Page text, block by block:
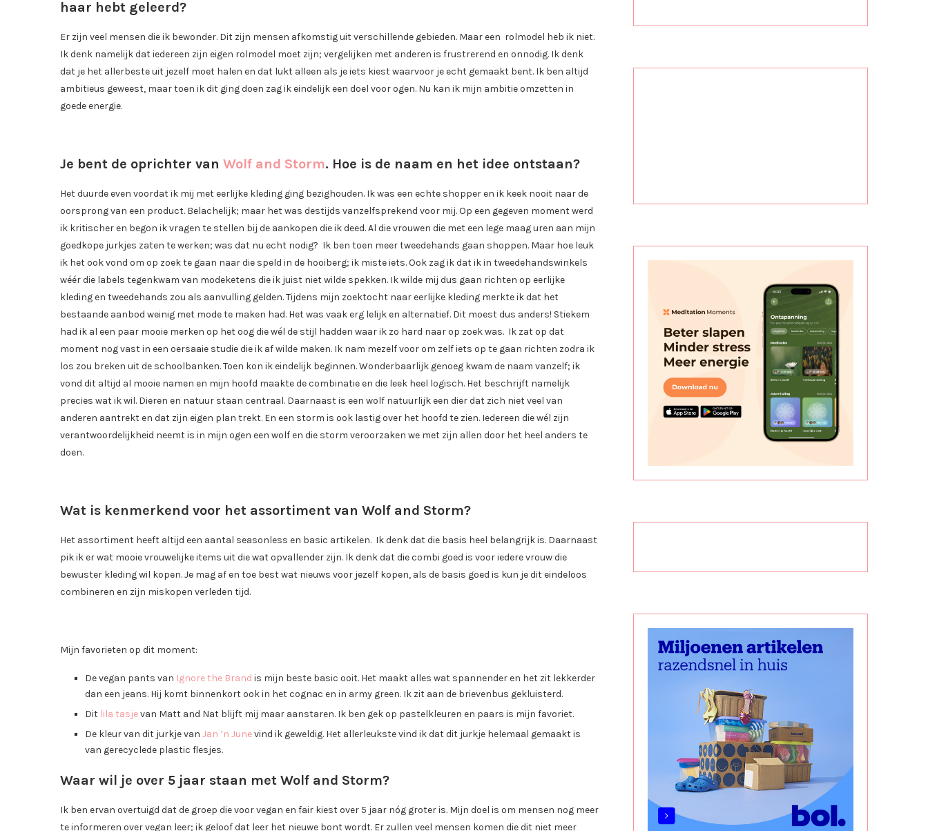
haar hebt geleerd?
Er zijn veel mensen die ik bewonder. Dit zijn mensen afkomstig uit verschillende gebieden. Maar een rolmodel heb ik niet.
Ik denk namelijk dat iedereen zijn eigen rolmodel moet zijn; vergelijken met anderen is frustrerend en onnodig. Ik denk
dat je het allerbeste uit jezelf moet halen en dat lukt alleen als je iets kiest waarvoor je echt gemaakt bent. Ik ben altijd
ambitieus geweest, maar toen ik dit ging doen zag ik eindelijk een doel voor ogen. Nu kan ik mijn ambitie omzetten in
goede energie.
Je bent de oprichter van Wolf and Storm. Hoe is de naam en het idee ontstaan?
Het duurde even voordat ik mij met eerlijke kleding ging bezighouden. Ik was een echte shopper en ik keek nooit naar de
oorsprong van een product. Belachelijk; maar het was destijds vanzelfsprekend voor mij. Op een gegeven moment werd
ik kritischer en begon ik vragen te stellen bij de aankopen die ik deed. Al die vrouwen die met een lege maag uren aan mijn
goedkope jurkjes zaten te werken; was dat nu echt nodig? Ik ben toen meer tweedehands gaan shoppen. Maar hoe leuk
ik het ook vond om op zoek te gaan naar die speld in de hooiberg; ik miste iets. Ook zag ik dat ik in tweedehandswinkels
wéér die labels tegenkwam van modeketens die ik juist niet wilde spekken. Ik wilde mij dus gaan richten op eerlijke
kleding en tweedehands zou als aanvulling gelden. Tijdens mijn zoektocht naar eerlijke kleding merkte ik dat het
bestaande aanbod weinig met mode te maken had. Het was vaak erg lelijk en alternatief. Dit moest dus anders! Stiekem
had ik al een paar mooie merken op het oog die wél de stijl hadden waar ik zo hard naar op zoek was. Ik zat op dat
moment nog vast in een oersaaie studie die ik af wilde maken. Ik nam mezelf voor om zelf iets op te gaan richten zodra ik
los zou breken uit de schoolbanken. Toen kon ik eindelijk beginnen. Wonderbaarlijk genoeg kwam de naam vanzelf; ik
vond dit altijd al mooie namen en mijn hoofd maakte de combinatie en die leek heel logisch. Het beschrijft namelijk
precies wat ik wil. Dieren en natuur staan centraal. Daarnaast is een wolf natuurlijk een dier dat zich niet veel van
anderen aantrekt en dat zijn eigen plan trekt. En een storm is ook lastig over het hoofd te zien. Iedereen die wél zijn
verantwoordelijkheid neemt is in mijn ogen een wolf en die storm veroorzaken we met zijn allen door het heel anders te
doen.
Wat is kenmerkend voor het assortiment van Wolf and Storm?
Het assortiment heeft altijd een aantal seasonless en basic artikelen. Ik denk dat die basis heel belangrijk is. Daarnaast
pik ik er wat mooie vrouwelijke items uit die wat opvallender zijn. Ik denk dat die combi goed is voor iedere vrouw die
bewuster kleding wil kopen. Je mag af en toe best wat nieuws voor jezelf kopen, als de basis goed is kun je dit eindeloos
combineren en zijn miskopen verleden tijd.
Mijn favorieten op dit moment:
De vegan pants van Ignore the Brand is mijn beste basic ooit. Het maakt alles wat spannender en het zit lekkerder
dan een jeans. Hij komt binnenkort ook in het cognac en in army green. Ik zit aan de brievenbus gekluisterd.
Dit lila tasjevan Matt and Nat blijft mij maar aanstaren. Ik ben gek op pastelkleuren en paars is mijn favoriet.
De kleur van dit jurkje van Jan ’n Junevind ik geweldig. Het allerleukste vind ik dat dit jurkje helemaal gemaakt is
van gerecyclede plastic flesjes.
Waar wil je over 5 jaar staan met Wolf and Storm?
Ik ben ervan overtuigd dat de groep die voor vegan en fair kiest over 5 jaar nóg groter is. Mijn doel is om mensen nog meer
te informeren over vegan leer; ik geloof dat leer het nieuwe bont wordt. Er zullen veel mensen komen die dit niet meer